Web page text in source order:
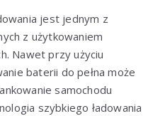
jest jednym z
z użytkowaniem
Nawet przy użyciu
baterii do pełna może
samochodu
szybkiego ładowania